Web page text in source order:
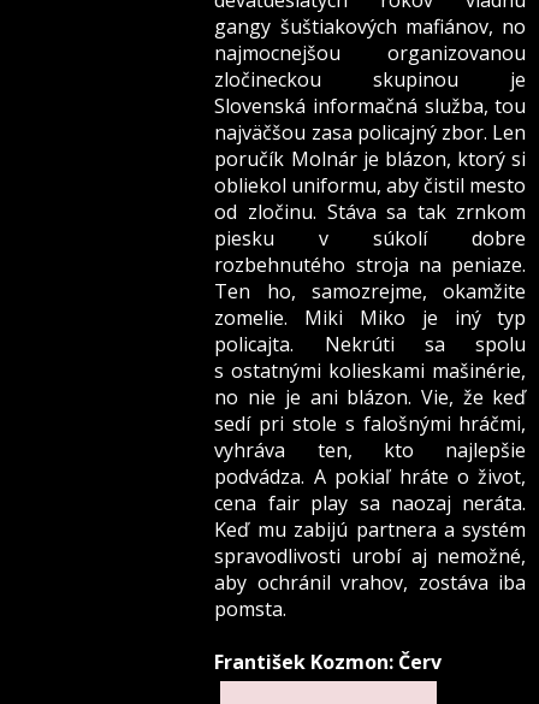
gangy šuštiakových mafiánov, no
najmocnejšou organizovanou
zločineckou skupinou je
Slovenská informačná služba, tou
najväčšou zasa policajný zbor. Len
poručík Molnár je blázon, ktorý si
obliekol uniformu, aby čistil mesto
od zločinu. Stáva sa tak zrnkom
piesku v súkolí dobre
rozbehnutého stroja na peniaze.
Ten ho, samozrejme, okamžite
zomelie. Miki Miko je iný typ
policajta. Nekrúti sa spolu
s ostatnými kolieskami mašinérie,
no nie je ani blázon. Vie, že keď
sedí pri stole s falošnými hráčmi,
vyhráva ten, kto najlepšie
podvádza. A pokiaľ hráte o život,
cena fair play sa naozaj neráta.
Keď mu zabijú partnera a systém
spravodlivosti urobí aj nemožné,
aby ochránil vrahov, zostáva iba
pomsta.
František Kozmon: Červ